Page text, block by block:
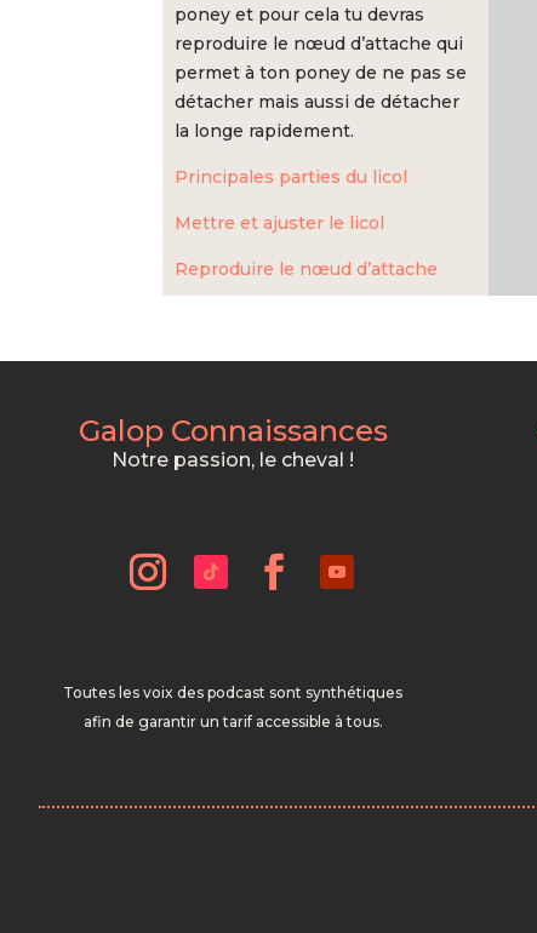
poney et pour cela tu devras
reproduire le nœud d’attache qui
permet à ton poney de ne pas se
détacher mais aussi de détacher
la longe rapidement.
Principales parties du licol
Mettre et ajuster le licol
Reproduire le nœud d’attache
Galop Connaissances
Notre passion, le cheval !
Toutes les voix des podcast sont synthétiques
afin de garantir un tarif accessible à tous.